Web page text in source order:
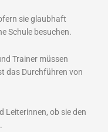
sie glaubhaft
Schule besuchen.
Trainer müssen
das Durchführen von
Leiterinnen, ob sie den